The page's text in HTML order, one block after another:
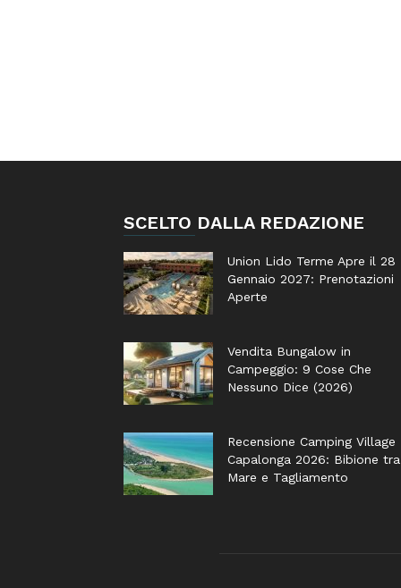
SCELTO DALLA REDAZIONE
Union Lido Terme Apre il 28
Gennaio 2027: Prenotazioni
Aperte
Vendita Bungalow in
Campeggio: 9 Cose Che
Nessuno Dice (2026)
Recensione Camping Village
Capalonga 2026: Bibione tra
Mare e Tagliamento